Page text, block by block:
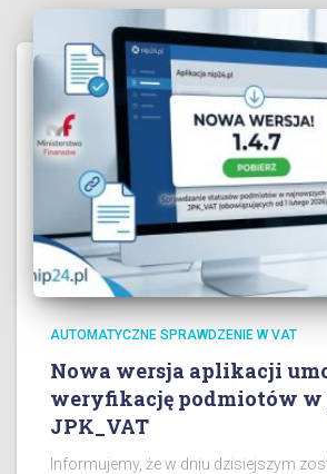
AUTOMATYCZNE SPRAWDZENIE W VAT
Nowa wersja aplikacji
weryfikację podmiotów
JPK_VAT
Informujemy, że w dniu dzisiejszym